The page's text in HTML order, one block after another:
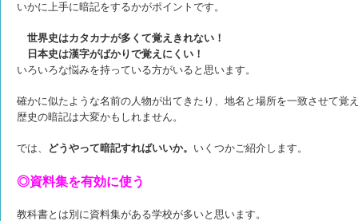
いかに上手に暗記をするかがポイントです。
世界史はカタカナが多くて覚えきれない！
日本史は漢字がばかりで覚えにくい！
いろいろな悩みを持っている方がいると思います。
確かに似たような名前の人物が出てきたり、地名と場所を一致させて覚
歴史の暗記は大変かもしれません。
では、 どうやって暗記すればいいか。 いくつかご紹介します。
◎資料集を有効に使う
教科書とは別に資料集がある学校が多いと思います。